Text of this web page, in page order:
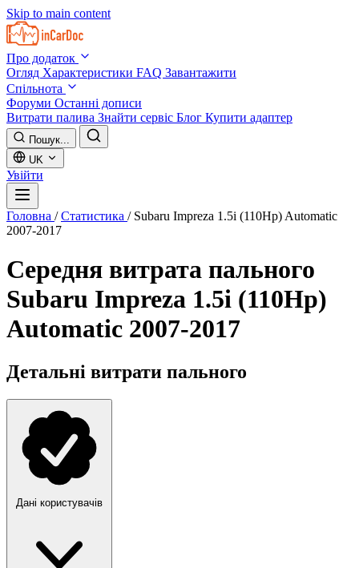
Skip to main content
Про додаток
Огляд Характеристики FAQ Завантажити
Спільнота
Форуми Останні дописи
Витрати палива Знайти сервіс Блог Купити адаптер
Пошук...
UK
Увійти
Головна / Статистика / Subaru Impreza 1.5i (110Hp) Automatic
2007-2017
Середня витрата пального
Subaru Impreza 1.5i (110Hp)
Automatic 2007-2017
Детальні витрати пального
Дані користувачів